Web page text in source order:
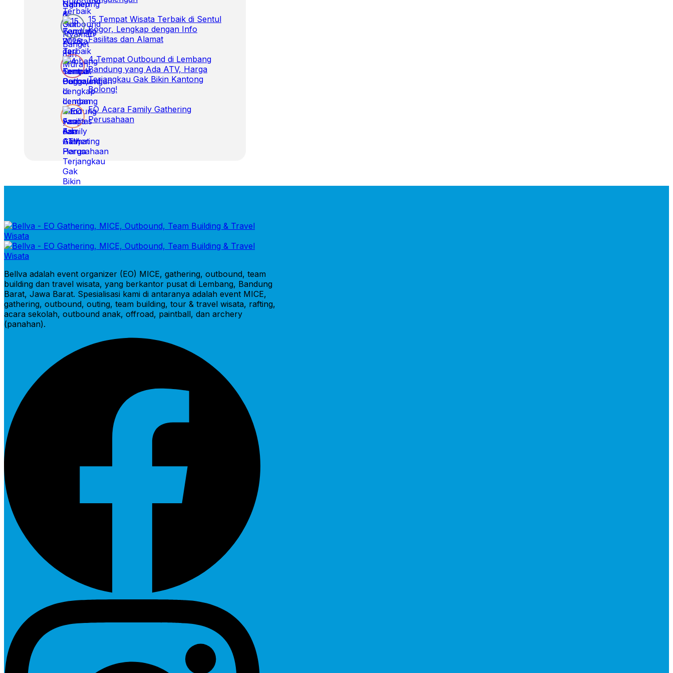
15 Tempat Wisata Terbaik di Sentul
Bogor, Lengkap dengan Info
Fasilitas dan Alamat
4 Tempat Outbound di Lembang
Bandung yang Ada ATV, Harga
Terjangkau Gak Bikin Kantong
Bolong!
EO Acara Family Gathering
Perusahaan
Bellva adalah event organizer (EO) MICE, gathering, outbound, team
building dan travel wisata, yang berkantor pusat di Lembang, Bandung
Barat, Jawa Barat. Spesialisasi kami di antaranya adalah event MICE,
gathering, outbound, outing, team building, tour & travel wisata, rafting,
acara sekolah, outbound anak, offroad, paintball, dan archery
(panahan).